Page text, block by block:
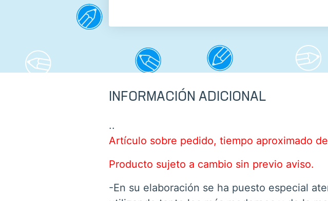
INFORMACIÓN ADICIONAL
..
Artículo sobre pedido, tiempo aproximado
Producto sujeto a cambio sin previo aviso.
-En su elaboración se ha puesto especial